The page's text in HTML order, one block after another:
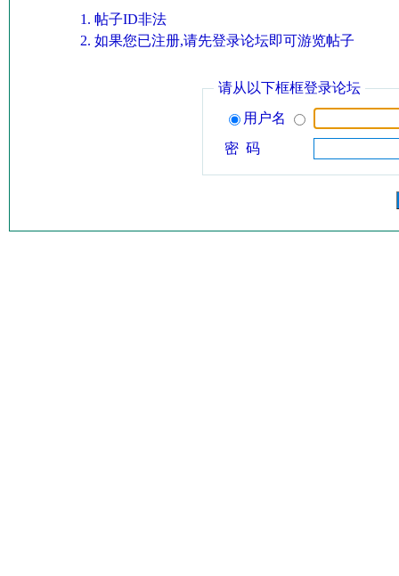
帖子ID非法
如果您已注册,请先登录论坛即可游览帖子
请从以下框框登录论坛
用户名
密 码